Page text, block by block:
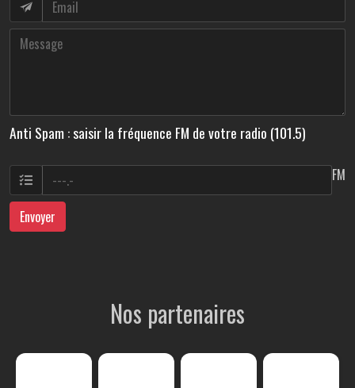
Anti Spam : saisir la fréquence FM de votre radio (101.5)
FM
Envoyer
Nos partenaires